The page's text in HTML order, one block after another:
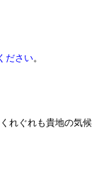
ださい。
れぐれも貴地の気候